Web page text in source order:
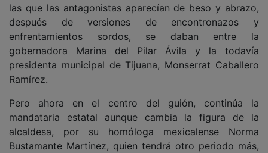
las que las antagonistas aparecían de beso y abrazo,
después de versiones de encontronazos y
enfrentamientos sordos, se daban entre la
gobernadora Marina del Pilar Ávila y la todavía
presidenta municipal de Tijuana, Monserrat Caballero
Ramírez.
Pero ahora en el centro del guión, continúa la
mandataria estatal aunque cambia la figura de la
alcaldesa, por su homóloga mexicalense Norma
Bustamante Martínez, quien tendrá otro periodo más,